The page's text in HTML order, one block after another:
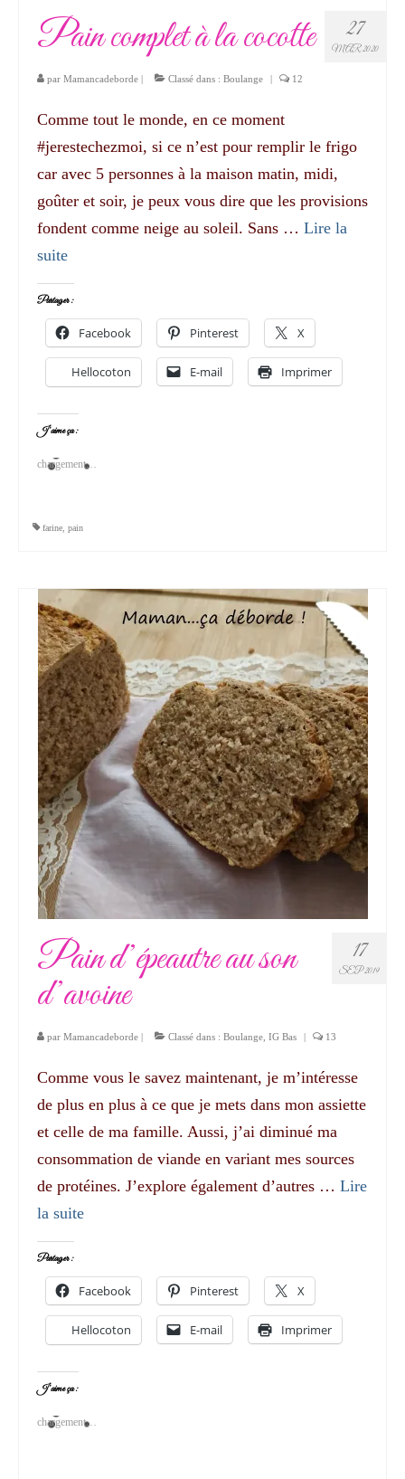
27
MAR 2020
Pain complet à la cocotte
par Mamancadeborde | Classé dans : Boulange | 12
Comme tout le monde, en ce moment
#jerestechezmoi, si ce n’est pour remplir le frigo
car avec 5 personnes à la maison matin, midi,
goûter et soir, je peux vous dire que les provisions
fondent comme neige au soleil. Sans … Lire la
suite­­
Partager :
Facebook Pinterest X
Hellocoton E-mail Imprimer
J’aime ça :
chargement…
farine pain
17
SEP 2019
Pain d’épeautre au son
d’avoine
par Mamancadeborde | Classé dans : Boulange IG Bas | 13
Comme vous le savez maintenant, je m’intéresse
de plus en plus à ce que je mets dans mon assiette
et celle de ma famille. Aussi, j’ai diminué ma
consommation de viande en variant mes sources
de protéines. J’explore également d’autres … Lire
la suite­­
Partager :
Facebook Pinterest X
Hellocoton E-mail Imprimer
J’aime ça :
chargement…